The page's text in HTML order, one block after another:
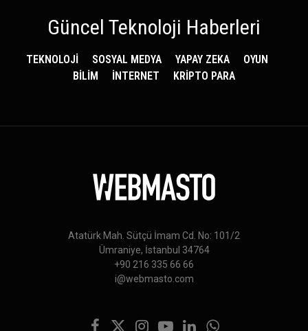
Güncel Teknoloji Haberleri
TEKNOLOJİ SOSYAL MEDYA YAPAY ZEKA
OYUN
BİLİM
İNTERNET KRİPTO PARA
Atatürk Mah. Sütçü İmam Cd. No: 101/2
Ümraniye, İstanbul 34764
+90 216 335 66 66
i@webmasto.com